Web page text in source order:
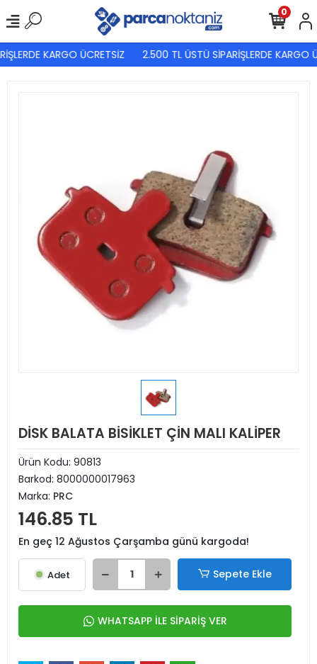
KARGO ÜCRETSİZ 2.500 TL ÜSTÜ SİPARİŞLERDE KARGO
0
DİSK BALATA BİSİKLET ÇİN MALI KALİPER
Ürün Kodu: 90813
Barkod: 8000000017963
Marka: PRC
146.85 TL
En geç 12 Ağustos Çarşamba günü kargoda!
Adet Sepete Ekle
WHATSAPP İLE SİPARİŞ VER